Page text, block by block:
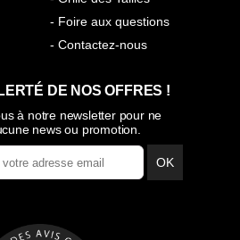
- Foire aux questions
- Contactez-nous
DE NOS OFFRES !
à notre newsletter pour ne
news ou promotion.
OK